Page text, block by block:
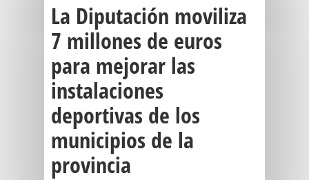
La Diputación moviliza
7 millones de euros
para mejorar las
instalaciones
deportivas de los
municipios de la
provincia